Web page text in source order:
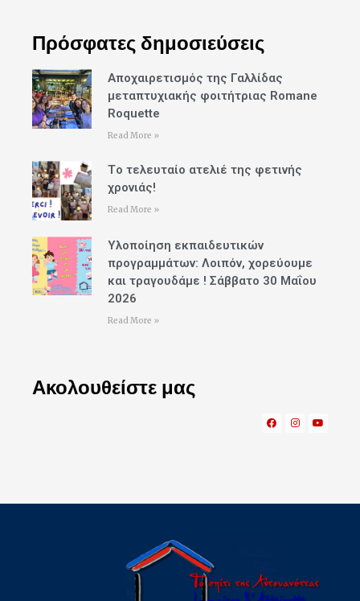
Πρόσφατες δημοσιεύσεις
Αποχαιρετισμός της Γαλλίδας
μεταπτυχιακής φοιτήτριας Romane
Roquette
Read More »
Tο τελευταίο ατελιέ της φετινής
χρονιάς!
Read More »
Υλοποίηση εκπαιδευτικών
προγραμμάτων: Λοιπόν, χορεύουμε
και τραγουδάμε ! Σάββατο 30 Μαΐου
2026
Read More »
Ακολουθείστε μας